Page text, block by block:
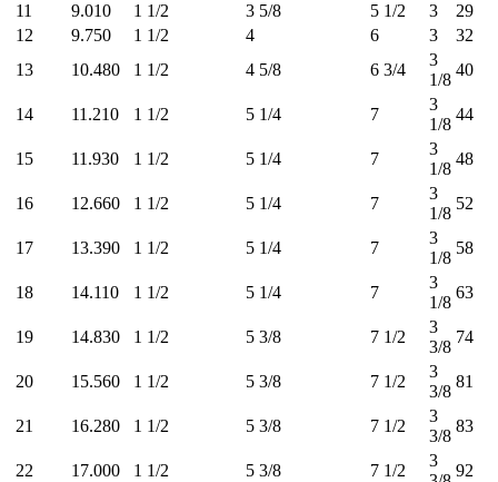
11
9.010 1 1/2 3 5/8 5 1/2 3
29
12
9.750 1 1/2 4 6 3
32
13
10.480 1 1/2 4 5/8 6 3/4
3
1/8
40
14 11.210 1 1/2 5 1/4 7
3
1/8
44
15 11.930 1 1/2 5 1/4 7
3
1/8
48
16 12.660 1 1/2 5 1/4 7
3
1/8
52
17 13.390 1 1/2 5 1/4 7
3
1/8
58
18 14.110 1 1/2 5 1/4 7
3
1/8
63
19 14.830 1 1/2 5 3/8 7 1/2
3
3/8
74
20 15.560 1 1/2 5 3/8 7 1/2
3
3/8
81
21 16.280 1 1/2 5 3/8 7 1/2
3
3/8
83
22 17.000 1 1/2 5 3/8 7 1/2
3
92